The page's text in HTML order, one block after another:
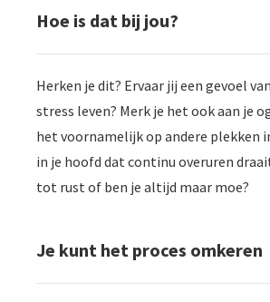
Hoe is dat bij jou?
Herken je dit? Ervaar jij een gevoel
stress leven? Merk je het ook aan je
het voornamelijk op andere plekken
in je hoofd dat continu overuren
tot rust of ben je altijd maar moe?
Je kunt het proces omkeren